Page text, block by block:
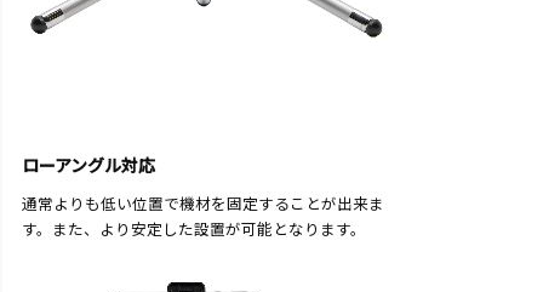
ローアングル対応
通常よりも低い位置で機材を固定することが出来ま
す。また、より安定した設置が可能となります。